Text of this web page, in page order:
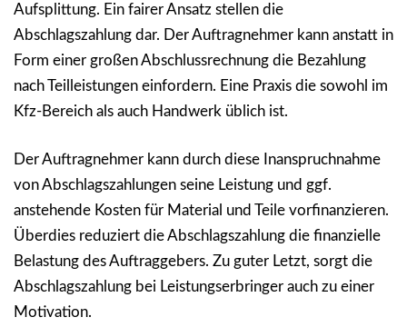
Aufsplittung. Ein fairer Ansatz stellen die
Abschlagszahlung dar. Der Auftragnehmer kann anstatt in
Form einer großen Abschlussrechnung die Bezahlung
nach Teilleistungen einfordern. Eine Praxis die sowohl im
Kfz-Bereich als auch Handwerk üblich ist.
Der Auftragnehmer kann durch diese Inanspruchnahme
von Abschlagszahlungen seine Leistung und ggf.
anstehende Kosten für Material und Teile vorfinanzieren.
Überdies reduziert die Abschlagszahlung die finanzielle
Belastung des Auftraggebers. Zu guter Letzt, sorgt die
Abschlagszahlung bei Leistungserbringer auch zu einer
Motivation.